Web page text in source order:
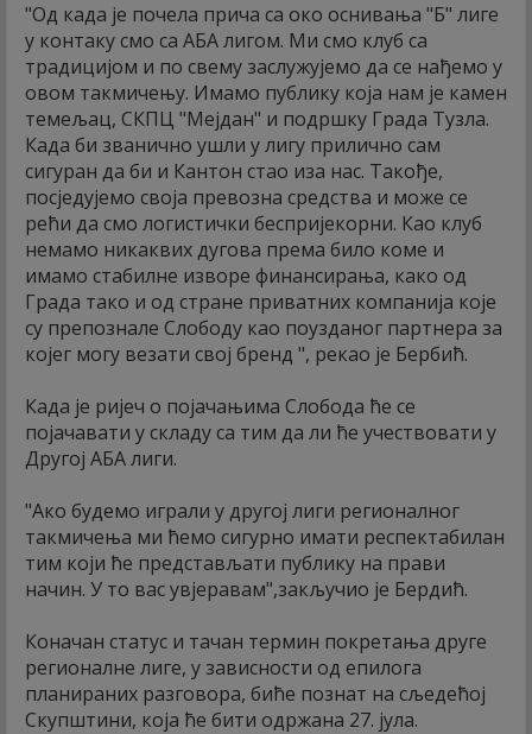
"Од када је почела прича са око оснивања "Б" лиге
у контаку смо са АБА лигом. Ми смо клуб са
традицијом и по свему заслужујемо да се нађемо у
овом такмичењу. Имамо публику која нам је камен
темељац, СКПЦ "Мејдан" и подршку Града Тузла.
Када би званично ушли у лигу прилично сам
сигуран да би и Кантон стао иза нас. Такође,
посједујемо своја превозна средства и може се
рећи да смо логистички беспријекорни. Као клуб
немамо никаквих дугова према било коме и
имамо стабилне изворе финансирања, како од
Града тако и од стране приватних компанија које
су препознале Слободу као поузданог партнера за
којег могу везати свој бренд ", рекао је Бербић.
Када је ријеч о појачањима Слобода ће се
појачавати у складу са тим да ли ће учествовати у
Другој АБА лиги.
"Ако будемо играли у другој лиги регионалног
такмичења ми ћемо сигурно имати респектабилан
тим који ће представљати публику на прави
начин. У то вас увјеравам",закључио је Бердић.
Коначан статус и тачан термин покретања друге
регионалне лиге, у зависности од епилога
планираних разговора, биће познат на сљедећој
Скупштини, која ће бити одржана 27. јула.